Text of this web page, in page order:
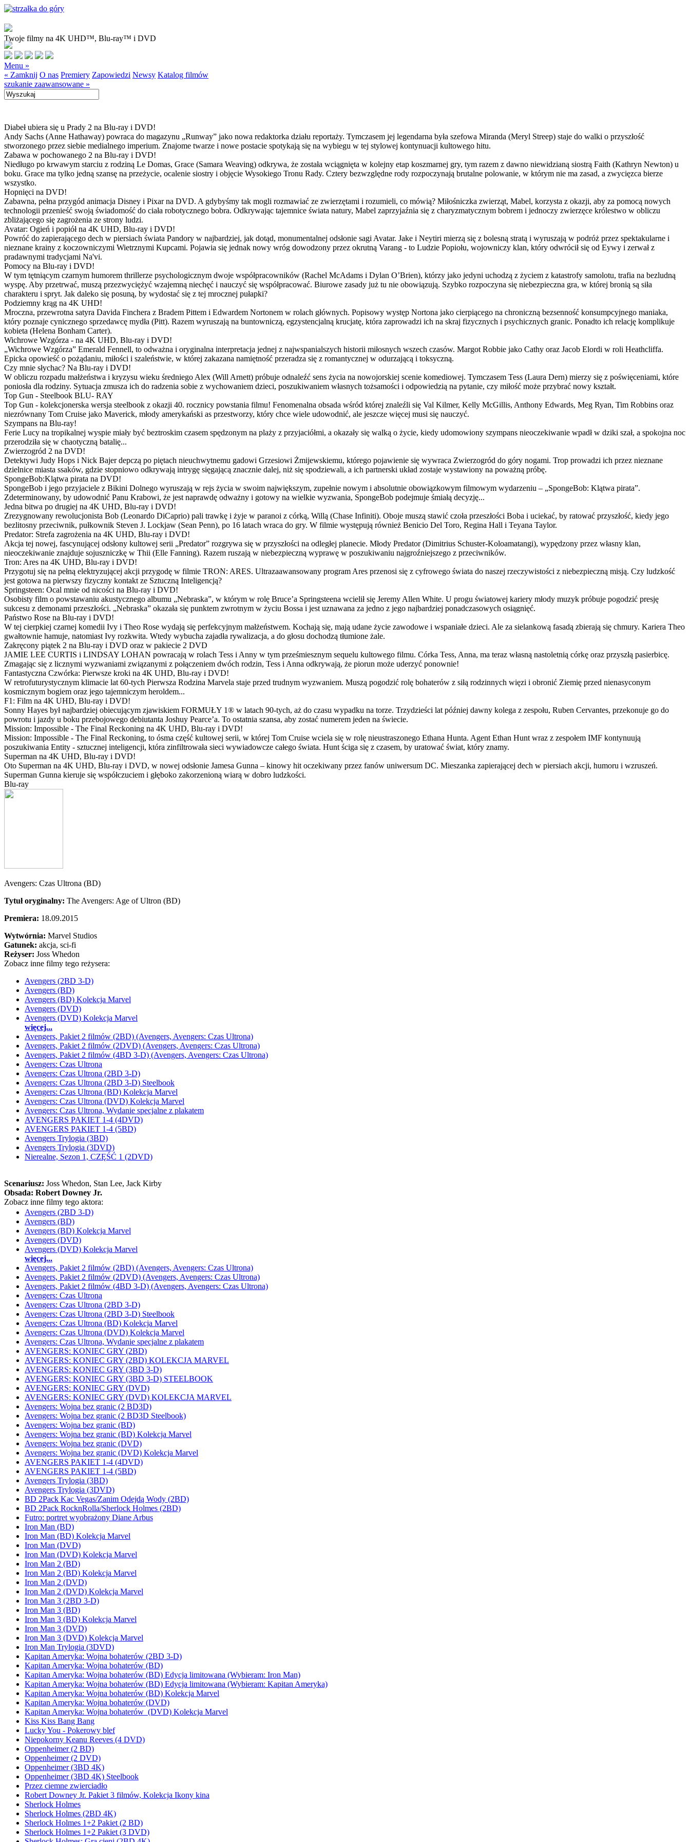
Twoje filmy na 4K UHD™, Blu-ray™ i DVD
Menu »
« Zamknij O nas Premiery Zapowiedzi Newsy Katalog filmów
szukanie zaawansowane »
Diabeł ubiera się u Prady 2 na Blu-ray i DVD!
Andy Sachs (Anne Hathaway) powraca do magazynu „Runway” jako nowa redaktorka działu reportaży. Tymczasem jej legendarna była szefowa Miranda (Meryl Streep) staje do walki o przyszłość
stworzonego przez siebie medialnego imperium. Znajome twarze i nowe postacie spotykają się na wybiegu w tej stylowej kontynuacji kultowego hitu.
Zabawa w pochowanego 2 na Blu-ray i DVD!
Niedługo po krwawym starciu z rodziną Le Domas, Grace (Samara Weaving) odkrywa, że została wciągnięta w kolejny etap koszmarnej gry, tym razem z dawno niewidzianą siostrą Faith (Kathryn Newton) u
boku. Grace ma tylko jedną szansę na przeżycie, ocalenie siostry i objęcie Wysokiego Tronu Rady. Cztery bezwzględne rody rozpoczynają brutalne polowanie, w którym nie ma zasad, a zwycięzca bierze
wszystko.
Hopnięci na DVD!
Zabawna, pełna przygód animacja Disney i Pixar na DVD. A gdybyśmy tak mogli rozmawiać ze zwierzętami i rozumieli, co mówią? Miłośniczka zwierząt, Mabel, korzysta z okazji, aby za pomocą nowych
technologii przenieść swoją świadomość do ciała robotycznego bobra. Odkrywając tajemnice świata natury, Mabel zaprzyjaźnia się z charyzmatycznym bobrem i jednoczy zwierzęce królestwo w obliczu
zbliżającego się zagrożenia ze strony ludzi.
Avatar: Ogień i popiół na 4K UHD, Blu-ray i DVD!
Powróć do zapierającego dech w piersiach świata Pandory w najbardziej, jak dotąd, monumentalnej odsłonie sagi Avatar. Jake i Neytiri mierzą się z bolesną stratą i wyruszają w podróż przez spektakularne i
nieznane krainy z koczowniczymi Wietrznymi Kupcami. Pojawia się jednak nowy wróg dowodzony przez okrutną Varang - to Ludzie Popiołu, wojowniczy klan, który odwrócił się od Eywy i zerwał z
pradawnymi tradycjami Na'vi.
Pomocy na Blu-ray i DVD!
W tym tętniącym czarnym humorem thrillerze psychologicznym dwoje współpracowników (Rachel McAdams i Dylan O’Brien), którzy jako jedyni uchodzą z życiem z katastrofy samolotu, trafia na bezludną
wyspę. Aby przetrwać, muszą przezwyciężyć wzajemną niechęć i nauczyć się współpracować. Biurowe zasady już tu nie obowiązują. Szybko rozpoczyna się niebezpieczna gra, w której bronią są siła
charakteru i spryt. Jak daleko się posuną, by wydostać się z tej mrocznej pułapki?
Podziemny krąg na 4K UHD!
Mroczna, przewrotna satyra Davida Finchera z Bradem Pittem i Edwardem Nortonem w rolach głównych. Popisowy występ Nortona jako cierpiącego na chroniczną bezsenność konsumpcyjnego maniaka,
który poznaje cynicznego sprzedawcę mydła (Pitt). Razem wyruszają na buntowniczą, egzystencjalną krucjatę, która zaprowadzi ich na skraj fizycznych i psychicznych granic. Ponadto ich relację komplikuje
kobieta (Helena Bonham Carter).
Wichrowe Wzgórza - na 4K UHD, Blu-ray i DVD!
„Wichrowe Wzgórza” Emerald Fennell, to odważna i oryginalna interpretacja jednej z najwspanialszych historii miłosnych wszech czasów. Margot Robbie jako Cathy oraz Jacob Elordi w roli Heathcliffa.
Epicka opowieść o pożądaniu, miłości i szaleństwie, w której zakazana namiętność przeradza się z romantycznej w odurzającą i toksyczną.
Czy mnie słychac? Na Blu-ray i DVD!
W obliczu rozpadu małżeństwa i kryzysu wieku średniego Alex (Will Arnett) próbuje odnaleźć sens życia na nowojorskiej scenie komediowej. Tymczasem Tess (Laura Dern) mierzy się z poświęceniami, które
poniosła dla rodziny. Sytuacja zmusza ich do radzenia sobie z wychowaniem dzieci, poszukiwaniem własnych tożsamości i odpowiedzią na pytanie, czy miłość może przybrać nowy kształt.
Top Gun - Steelbook BLU- RAY
Top Gun - kolekcjonerska wersja steelbook z okazji 40. rocznicy powstania filmu! Fenomenalna obsada wśród której znaleźli się Val Kilmer, Kelly McGillis, Anthony Edwards, Meg Ryan, Tim Robbins oraz
niezrównany Tom Cruise jako Maverick, młody amerykański as przestworzy, który chce wiele udowodnić, ale jeszcze więcej musi się nauczyć.
Szympans na Blu-ray!
Ferie Lucy na tropikalnej wyspie miały być beztroskim czasem spędzonym na plaży z przyjaciółmi, a okazały się walką o życie, kiedy udomowiony szympans nieoczekiwanie wpadł w dziki szał, a spokojna noc
przerodziła się w chaotyczną batalię...
Zwierzogród 2 na DVD!
Detektywi Judy Hops i Nick Bajer depczą po piętach nieuchwytnemu gadowi Grzesiowi Żmijewskiemu, którego pojawienie się wywraca Zwierzogród do góry nogami. Trop prowadzi ich przez nieznane
dzielnice miasta ssaków, gdzie stopniowo odkrywają intrygę sięgającą znacznie dalej, niż się spodziewali, a ich partnerski układ zostaje wystawiony na poważną próbę.
SpongeBob:Klątwa pirata na DVD!
SpongeBob i jego przyjaciele z Bikini Dolnego wyruszają w rejs życia w swoim największym, zupełnie nowym i absolutnie obowiązkowym filmowym wydarzeniu – „SpongeBob: Klątwa pirata”.
Zdeterminowany, by udowodnić Panu Krabowi, że jest naprawdę odważny i gotowy na wielkie wyzwania, SpongeBob podejmuje śmiałą decyzję...
Jedna bitwa po drugiej na 4K UHD, Blu-ray i DVD!
Zrezygnowany rewolucjonista Bob (Leonardo DiCaprio) pali trawkę i żyje w paranoi z córką, Willą (Chase Infiniti). Oboje muszą stawić czoła przeszłości Boba i uciekać, by ratować przyszłość, kiedy jego
bezlitosny przeciwnik, pułkownik Steven J. Lockjaw (Sean Penn), po 16 latach wraca do gry. W filmie występują również Benicio Del Toro, Regina Hall i Teyana Taylor.
Predator: Strefa zagrożenia na 4K UHD, Blu-ray i DVD!
Akcja tej nowej, fascynującej odsłony kultowej serii „Predator” rozgrywa się w przyszłości na odległej planecie. Młody Predator (Dimitrius Schuster-Koloamatangi), wypędzony przez własny klan,
nieoczekiwanie znajduje sojuszniczkę w Thii (Elle Fanning). Razem ruszają w niebezpieczną wyprawę w poszukiwaniu najgroźniejszego z przeciwników.
Tron: Ares na 4K UHD, Blu-ray i DVD!
Przygotuj się na pełną elektryzującej akcji przygodę w filmie TRON: ARES. Ultrazaawansowany program Ares przenosi się z cyfrowego świata do naszej rzeczywistości z niebezpieczną misją. Czy ludzkość
jest gotowa na pierwszy fizyczny kontakt ze Sztuczną Inteligencją?
Springsteen: Ocal mnie od nicości na Blu-ray i DVD!
Osobisty film o powstawaniu akustycznego albumu „Nebraska”, w którym w rolę Bruce’a Springsteena wcielił się Jeremy Allen White. U progu światowej kariery młody muzyk próbuje pogodzić presję
sukcesu z demonami przeszłości. „Nebraska” okazała się punktem zwrotnym w życiu Bossa i jest uznawana za jedno z jego najbardziej ponadczasowych osiągnięć.
Państwo Rose na Blu-ray i DVD!
W tej cierpkiej czarnej komedii Ivy i Theo Rose wydają się perfekcyjnym małżeństwem. Kochają się, mają udane życie zawodowe i wspaniałe dzieci. Ale za sielankową fasadą zbierają się chmury. Kariera Theo
gwałtownie hamuje, natomiast Ivy rozkwita. Wtedy wybucha zajadła rywalizacja, a do głosu dochodzą tłumione żale.
Zakręcony piątek 2 na Blu-ray i DVD oraz w pakiecie 2 DVD
JAMIE LEE CURTIS i LINDSAY LOHAN powracają w rolach Tess i Anny w tym prześmiesznym sequelu kultowego filmu. Córka Tess, Anna, ma teraz własną nastoletnią córkę oraz przyszłą pasierbicę.
Zmagając się z licznymi wyzwaniami związanymi z połączeniem dwóch rodzin, Tess i Anna odkrywają, że piorun może uderzyć ponownie!
Fantastyczna Czwórka: Pierwsze kroki na 4K UHD, Blu-ray i DVD!
W retrofuturystycznym klimacie lat 60-tych Pierwsza Rodzina Marvela staje przed trudnym wyzwaniem. Muszą pogodzić rolę bohaterów z siłą rodzinnych więzi i obronić Ziemię przed nienasyconym
kosmicznym bogiem oraz jego tajemniczym heroldem...
F1: Film na 4K UHD, Blu-ray i DVD!
Sonny Hayes był najbardziej obiecującym zjawiskiem FORMUŁY 1® w latach 90-tych, aż do czasu wypadku na torze. Trzydzieści lat później dawny kolega z zespołu, Ruben Cervantes, przekonuje go do
powrotu i jazdy u boku przebojowego debiutanta Joshuy Pearce’a. To ostatnia szansa, aby zostać numerem jeden na świecie.
Mission: Impossible - The Final Reckoning na 4K UHD, Blu-ray i DVD!
Mission: Impossible - The Final Reckoning, to ósma część kultowej serii, w której Tom Cruise wciela się w rolę nieustraszonego Ethana Hunta. Agent Ethan Hunt wraz z zespołem IMF kontynuują
poszukiwania Entity - sztucznej inteligencji, która zinfiltrowała sieci wywiadowcze całego świata. Hunt ściga się z czasem, by uratować świat, który znamy.
Superman na 4K UHD, Blu-ray i DVD!
Oto Superman na 4K UHD, Blu-ray i DVD, w nowej odsłonie Jamesa Gunna – kinowy hit oczekiwany przez fanów uniwersum DC. Mieszanka zapierającej dech w piersiach akcji, humoru i wzruszeń.
Superman Gunna kieruje się współczuciem i głęboko zakorzenioną wiarą w dobro ludzkości.
Blu-ray
Avengers: Czas Ultrona (BD)
Tytuł oryginalny: The Avengers: Age of Ultron (BD)
Premiera: 18.09.2015
Wytwórnia: Marvel Studios
Gatunek: akcja, sci-fi
Reżyser: Joss Whedon
Zobacz inne filmy tego reżysera:
Avengers (2BD 3-D)
Avengers (BD)
Avengers (BD) Kolekcja Marvel
Avengers (DVD)
Avengers (DVD) Kolekcja Marvel
więcej...
Avengers, Pakiet 2 filmów (2BD) (Avengers, Avengers: Czas Ultrona)
Avengers, Pakiet 2 filmów (2DVD) (Avengers, Avengers: Czas Ultrona)
Avengers, Pakiet 2 filmów (4BD 3-D) (Avengers, Avengers: Czas Ultrona)
Avengers: Czas Ultrona
Avengers: Czas Ultrona (2BD 3-D)
Avengers: Czas Ultrona (2BD 3-D) Steelbook
Avengers: Czas Ultrona (BD) Kolekcja Marvel
Avengers: Czas Ultrona (DVD) Kolekcja Marvel
Avengers: Czas Ultrona, Wydanie specjalne z plakatem
AVENGERS PAKIET 1-4 (4DVD)
AVENGERS PAKIET 1-4 (5BD)
Avengers Trylogia (3BD)
Avengers Trylogia (3DVD)
Nierealne, Sezon 1, CZĘŚĆ 1 (2DVD)
Scenariusz: Joss Whedon, Stan Lee, Jack Kirby
Obsada: Robert Downey Jr.
Zobacz inne filmy tego aktora:
Avengers (2BD 3-D)
Avengers (BD)
Avengers (BD) Kolekcja Marvel
Avengers (DVD)
Avengers (DVD) Kolekcja Marvel
więcej...
Avengers, Pakiet 2 filmów (2BD) (Avengers, Avengers: Czas Ultrona)
Avengers, Pakiet 2 filmów (2DVD) (Avengers, Avengers: Czas Ultrona)
Avengers, Pakiet 2 filmów (4BD 3-D) (Avengers, Avengers: Czas Ultrona)
Avengers: Czas Ultrona
Avengers: Czas Ultrona (2BD 3-D)
Avengers: Czas Ultrona (2BD 3-D) Steelbook
Avengers: Czas Ultrona (BD) Kolekcja Marvel
Avengers: Czas Ultrona (DVD) Kolekcja Marvel
Avengers: Czas Ultrona, Wydanie specjalne z plakatem
AVENGERS: KONIEC GRY (2BD)
AVENGERS: KONIEC GRY (2BD) KOLEKCJA MARVEL
AVENGERS: KONIEC GRY (3BD 3-D)
AVENGERS: KONIEC GRY (3BD 3-D) STEELBOOK
AVENGERS: KONIEC GRY (DVD)
AVENGERS: KONIEC GRY (DVD) KOLEKCJA MARVEL
Avengers: Wojna bez granic (2 BD3D)
Avengers: Wojna bez granic (2 BD3D Steelbook)
Avengers: Wojna bez granic (BD)
Avengers: Wojna bez granic (BD) Kolekcja Marvel
Avengers: Wojna bez granic (DVD)
Avengers: Wojna bez granic (DVD) Kolekcja Marvel
AVENGERS PAKIET 1-4 (4DVD)
AVENGERS PAKIET 1-4 (5BD)
Avengers Trylogia (3BD)
Avengers Trylogia (3DVD)
BD 2Pack Kac Vegas/Zanim Odejdą Wody (2BD)
BD 2Pack RocknRolla/Sherlock Holmes (2BD)
Futro: portret wyobrażony Diane Arbus
Iron Man (BD)
Iron Man (BD) Kolekcja Marvel
Iron Man (DVD)
Iron Man (DVD) Kolekcja Marvel
Iron Man 2 (BD)
Iron Man 2 (BD) Kolekcja Marvel
Iron Man 2 (DVD)
Iron Man 2 (DVD) Kolekcja Marvel
Iron Man 3 (2BD 3-D)
Iron Man 3 (BD)
Iron Man 3 (BD) Kolekcja Marvel
Iron Man 3 (DVD)
Iron Man 3 (DVD) Kolekcja Marvel
Iron Man Trylogia (3DVD)
Kapitan Ameryka: Wojna bohaterów (2BD 3-D)
Kapitan Ameryka: Wojna bohaterów (BD)
Kapitan Ameryka: Wojna bohaterów (BD) Edycja limitowana (Wybieram: Iron Man)
Kapitan Ameryka: Wojna bohaterów (BD) Edycja limitowana (Wybieram: Kapitan Ameryka)
Kapitan Ameryka: Wojna bohaterów (BD) Kolekcja Marvel
Kapitan Ameryka: Wojna bohaterów (DVD)
Kapitan Ameryka: Wojna bohaterów (DVD) Kolekcja Marvel
Kiss Kiss Bang Bang
Lucky You - Pokerowy blef
Niepokorny Keanu Reeves (4 DVD)
Oppenheimer (2 BD)
Oppenheimer (2 DVD)
Oppenheimer (3BD 4K)
Oppenheimer (3BD 4K) Steelbook
Przez ciemne zwierciadło
Robert Downey Jr. Pakiet 3 filmów, Kolekcja Ikony kina
Sherlock Holmes
Sherlock Holmes (2BD 4K)
Sherlock Holmes 1+2 Pakiet (2 BD)
Sherlock Holmes 1+2 Pakiet (3 DVD)